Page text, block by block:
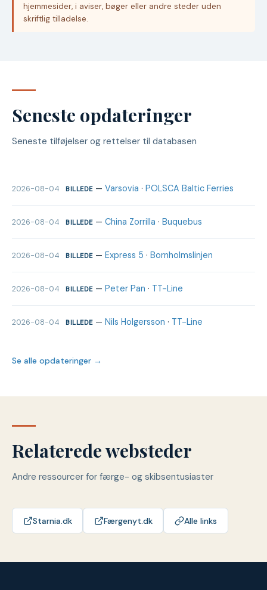
hjemmesider, i aviser, bøger eller andre steder uden
skriftlig tilladelse.
Seneste opdateringer
Seneste tilføjelser og rettelser til databasen
2026-08-04 BILLEDE— Varsovia · POLSCA Baltic Ferries
2026-08-04 BILLEDE— China Zorrilla · Buquebus
2026-08-04 BILLEDE— Express 5 · Bornholmslinjen
2026-08-04 BILLEDE— Peter Pan · TT-Line
2026-08-04 BILLEDE— Nils Holgersson · TT-Line
Se alle opdateringer →
Relaterede websteder
Andre ressourcer for færge- og skibsentusiaster
Starnia.dk Færgenyt.dk Alle links